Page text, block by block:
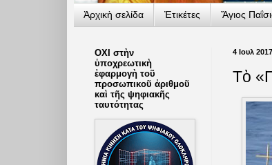
Ἀρχικὴ σελίδα Ἐτικέτες Ἅγιος
4 Ιουλ 2017
Τὸ
ΟΧΙ στὴν
ὑποχρεωτικὴ
ἐφαρμογὴ τοῦ
προσωπικοῦ ἀριθμοῦ
καὶ τῆς ψηφιακῆς
ταυτότητας